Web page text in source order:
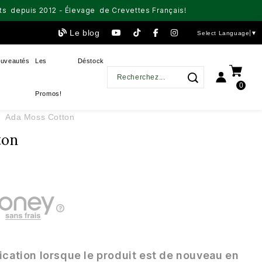
depuis 2012 - Élevage de Crevettes Français!
Le blog Select Language ▼
Les
Promos!
Déstock
0
Ada Moss Cotton
lorsque le produit est de nouveau en